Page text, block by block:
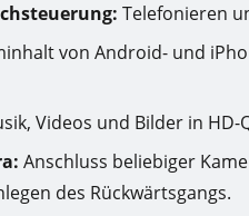
Telefonieren
von Android- und
Videos und Bilder in
Anschluss beliebiger
des Rückwärtsgangs.